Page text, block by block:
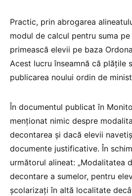
Practic, prin abrogarea
modul de calcul pentru suma
primească elevii pe baza
Acest lucru înseamnă că plățile
publicarea noului ordin de
În documentul publicat în
menționat nimic despre
decontarea și dacă elevii
documente justificative. În
următorul alineat: „Modalitatea
decontare a sumelor, pentru
școlarizați în altă localitate